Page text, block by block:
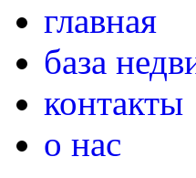
главная
база
контакты
о нас